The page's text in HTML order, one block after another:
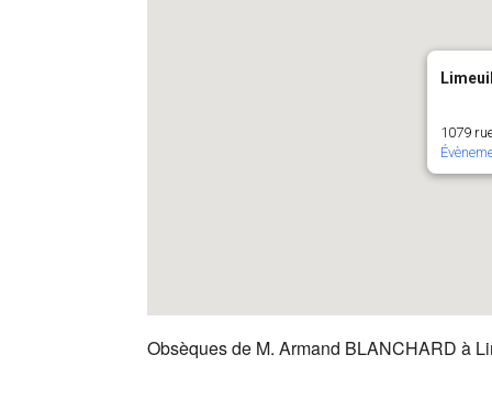
1079
Obsèques de M. Armand BLANCHARD à